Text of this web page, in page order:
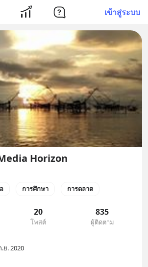
เข้าสู่ระบบ
Horizon
การศึกษา การตลาด
20
โพสต์
835
ผู้ติดตาม
.ย. 2020